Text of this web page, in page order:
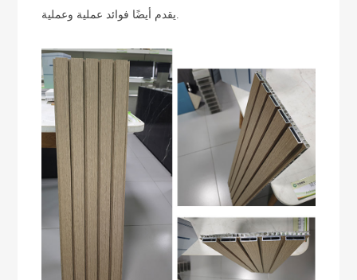
يقدم أيضًا فوائد عملية وعملية.